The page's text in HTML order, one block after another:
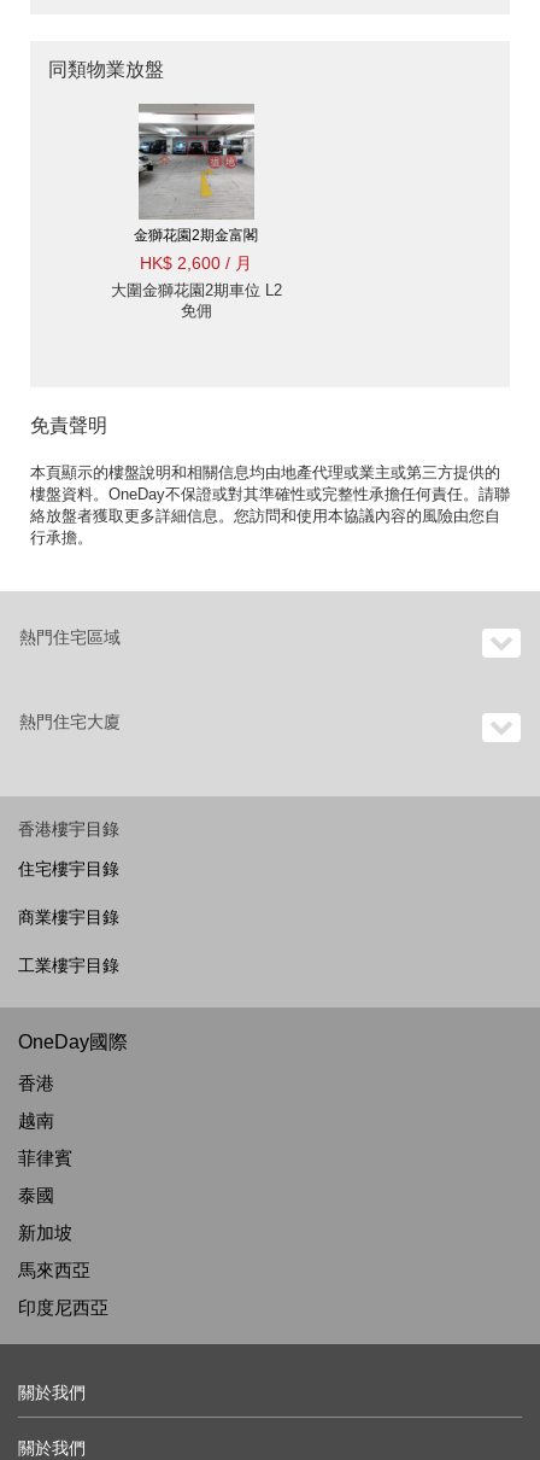
同類物業放盤
金獅花園2期金富閣
HK$ 2,600 / 月
大圍金獅花園2期車位 L2
免佣
免責聲明
本頁顯示的樓盤說明和相關信息均由地產代理或業主或第三方提供的
樓盤資料。OneDay不保證或對其準確性或完整性承擔任何責任。請聯
絡放盤者獲取更多詳細信息。您訪問和使用本協議內容的風險由您自
行承擔。
熱門住宅區域
熱門住宅大廈
香港樓宇目錄
住宅樓宇目錄
商業樓宇目錄
工業樓宇目錄
OneDay國際
香港
越南
菲律賓
泰國
新加坡
馬來西亞
印度尼西亞
關於我們
關於我們